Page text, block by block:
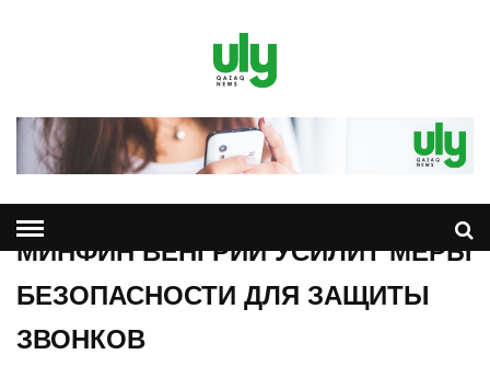
МИНФИН ВЕНГРИИ УСИЛИТ МЕРЫ
БЕЗОПАСНОСТИ ДЛЯ ЗАЩИТЫ
ЗВОНКОВ